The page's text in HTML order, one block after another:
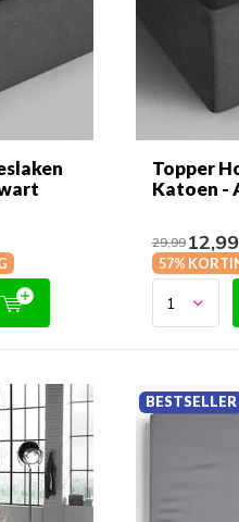
Topper
Katoen -
29,9912,99
57%
BESTSELLER